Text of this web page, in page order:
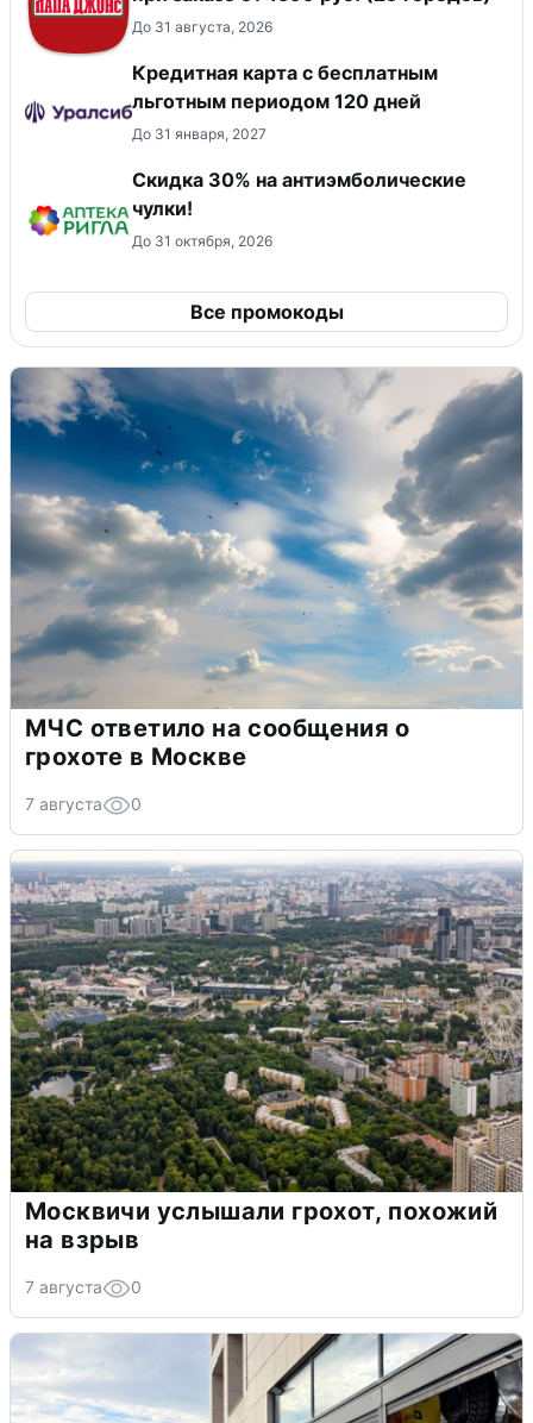
До 31 августа, 2026
Кредитная карта с бесплатным
льготным периодом 120 дней
До 31 января, 2027
Скидка 30% на антиэмболические
чулки!
До 31 октября, 2026
Все промокоды
МЧС ответило на сообщения о
грохоте в Москве
7 августа 0
Москвичи услышали грохот, похожий
на взрыв
7 августа 0